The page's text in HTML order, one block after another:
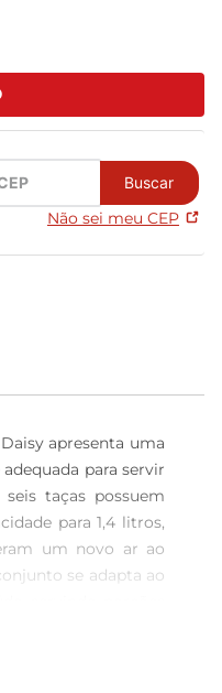
Buscar
Não sei meu CEP
apresenta uma
para servir
taças possuem
para 1,4 litros,
um novo ar ao
se adapta ao
de quem busca